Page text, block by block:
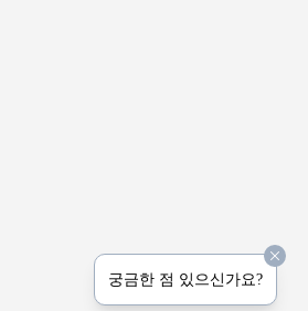
궁금한 점 있으신가요?